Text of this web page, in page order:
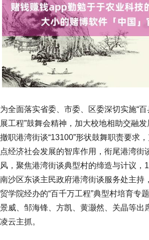
为全面落实省委、市委、区委深切实施“
展工程”鼓舞会精神，加大校地相助交融发
撤职港湾街谈“13100”形状鼓舞职责要求
点经济社会发展的智库作用，衔尾港湾街
风，聚焦港湾街谈典型村的缔造与计议，
南沙区东谈主民政府港湾街谈服务处主持
贸学院经办的“百千万工程”典型村培育专
景威、邹海锋、方凯、黄灏然、关晶等出
凌云主抓。